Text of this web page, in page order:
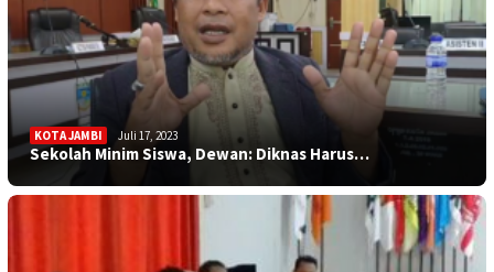
KOTA JAMBI Juli 17, 2023
Sekolah Minim Siswa, Dewan: Diknas Harus…